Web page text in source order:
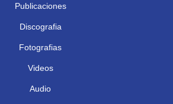
Publicaciones
Discografia
Fotografias
Videos
Audio